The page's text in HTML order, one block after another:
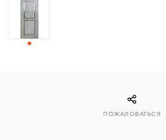
СВЯЗАТЬСЯ
ПОЖАЛОВАТЬСЯ